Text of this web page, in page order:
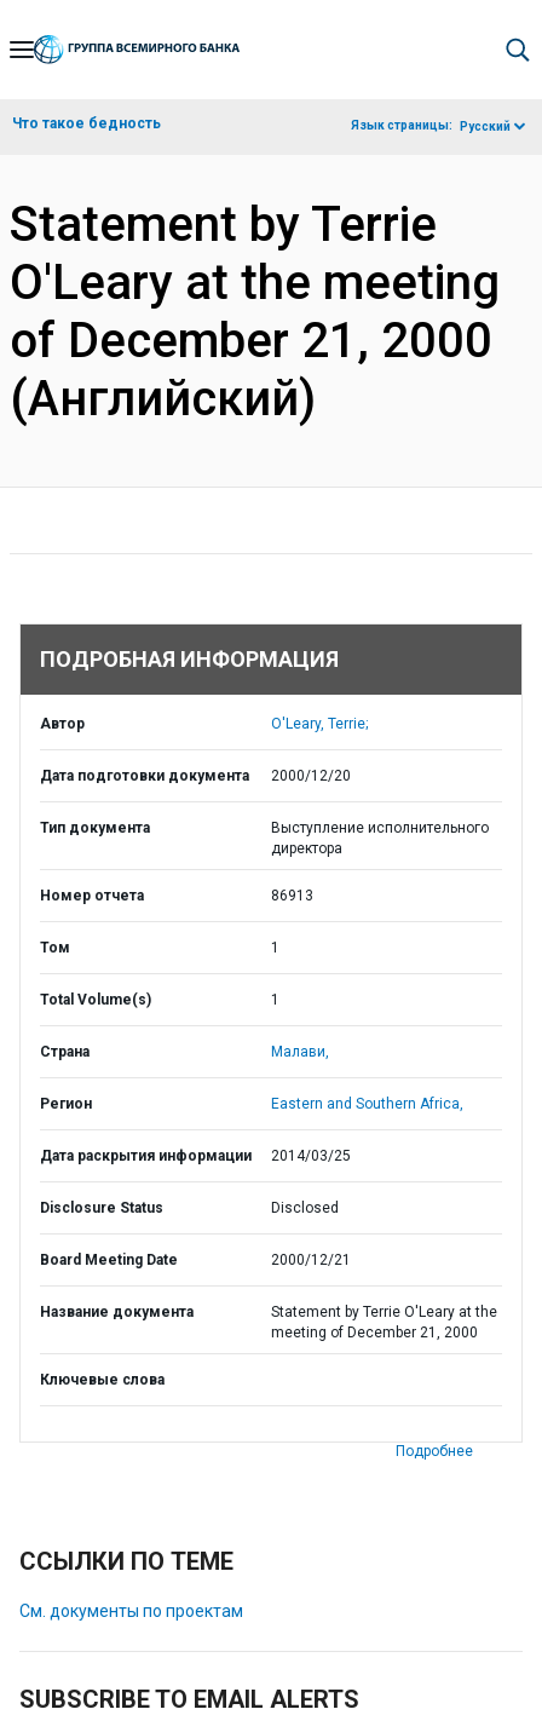
Skip
Navigation
Что такое бедность Язык страницы: Русский
Statement by Terrie
O'Leary at the meeting
of December 21, 2000
(Английский)
ПОДРОБНАЯ ИНФОРМАЦИЯ
Автор O'Leary, Terrie;
Дата подготовки документа 2000/12/20
Тип документа
Выступление исполнительного
директора
Номер отчета 86913
Том 1
Total Volume(s) 1
Страна Малави,
Регион Eastern and Southern Africa,
Дата раскрытия информации 2014/03/25
Disclosure Status Disclosed
Board Meeting Date 2000/12/21
Название документа
Statement by Terrie O'Leary at the
meeting of December 21, 2000
Ключевые слова
Подробнее
ССЫЛКИ ПО ТЕМЕ
См. документы по проектам
SUBSCRIBE TO EMAIL ALERTS